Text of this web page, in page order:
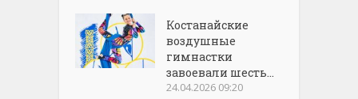
Костанайские
воздушные
гимнастки
завоевали шесть...
24.04.2026 09:20